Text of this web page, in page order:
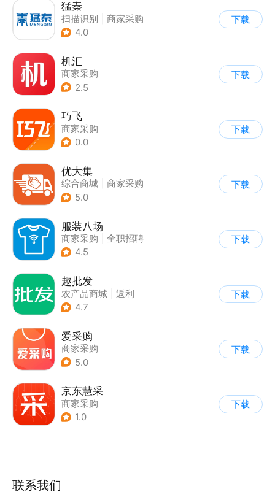
猛秦
扫描识别
商家采购
4.0
下载
机汇
商家采购
2.5
下载
巧飞
商家采购
0.0
下载
优大集
综合商城
商家采购
5.0
下载
服装八场
商家采购
全职招聘
4.5
下载
趣批发
农产品商城
返利
| 商家采购
4.7
下载
爱采购
商家采购
5.0
下载
京东慧采
商家采购
1.0
下载
联系我们